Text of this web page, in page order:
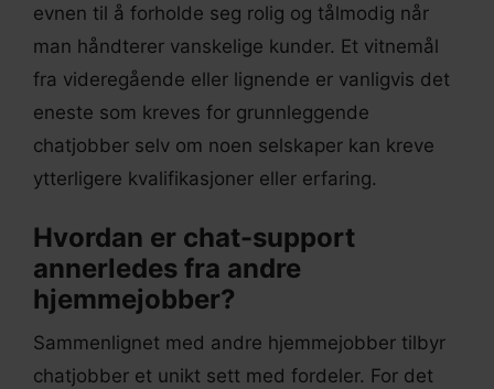
evnen til å forholde seg rolig og tålmodig når
man håndterer vanskelige kunder. Et vitnemål
fra videregående eller lignende er vanligvis det
eneste som kreves for grunnleggende
chatjobber selv om noen selskaper kan kreve
ytterligere kvalifikasjoner eller erfaring.
Hvordan er chat-support
annerledes fra andre
hjemmejobber?
Sammenlignet med andre hjemmejobber tilbyr
chatjobber et unikt sett med fordeler. For det